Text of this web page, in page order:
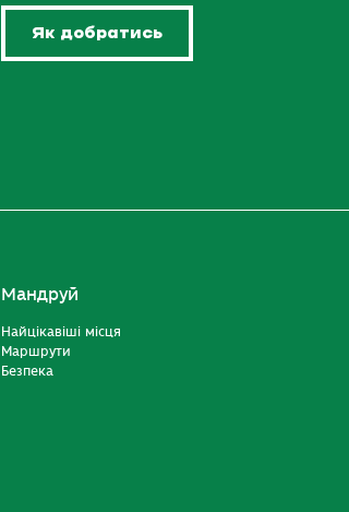
Як добратись
Мандруй
Найцікавіші місця
Маршрути
Безпека